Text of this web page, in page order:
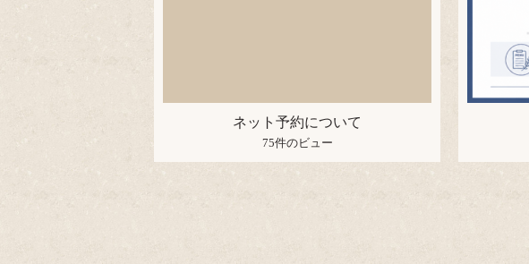
ネット予約について
75件のビュー